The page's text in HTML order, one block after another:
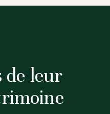
de leur